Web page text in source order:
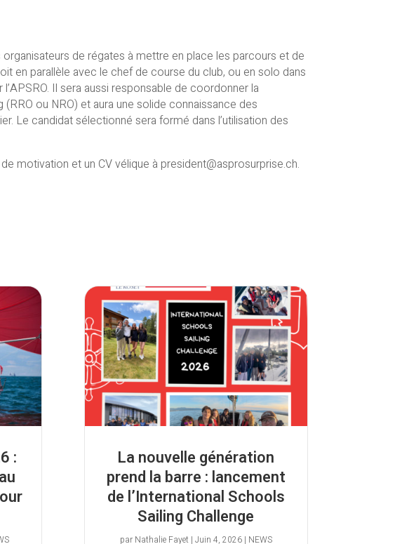
de régates à mettre en place les parcours et de
en parallèle avec le chef de course du club, ou en solo dans
Il sera aussi responsable de coordonner la
(RRO ou NRO) et aura une solide connaissance des
Le candidat sélectionné sera formé dans l’utilisation des
motivation et un CV vélique à president@asprosurprise.ch.
:
La nouvelle génération
prend la barre : lancement
de l’International Schools
Sailing Challenge
par Nathalie Fayet| Juin 4, 2026| NEWS